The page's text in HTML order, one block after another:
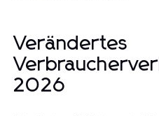
Verändertes
2026